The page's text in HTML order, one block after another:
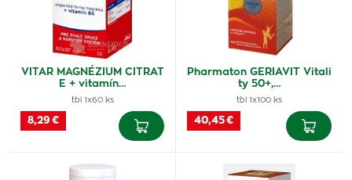
VITAR MAGNÉZIUM CITRAT
E + vitamín…
tbl 1x60 ks
8,29 €
Pharmaton GERIAVIT Vitali
ty 50+,…
tbl 1x100 ks
40,45 €